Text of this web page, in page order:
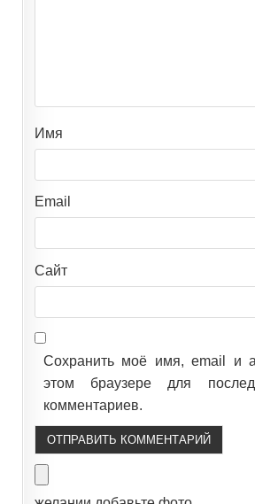
Имя
Email
Сайт
Сохранить моё имя, email и
этом браузере для
комментариев.